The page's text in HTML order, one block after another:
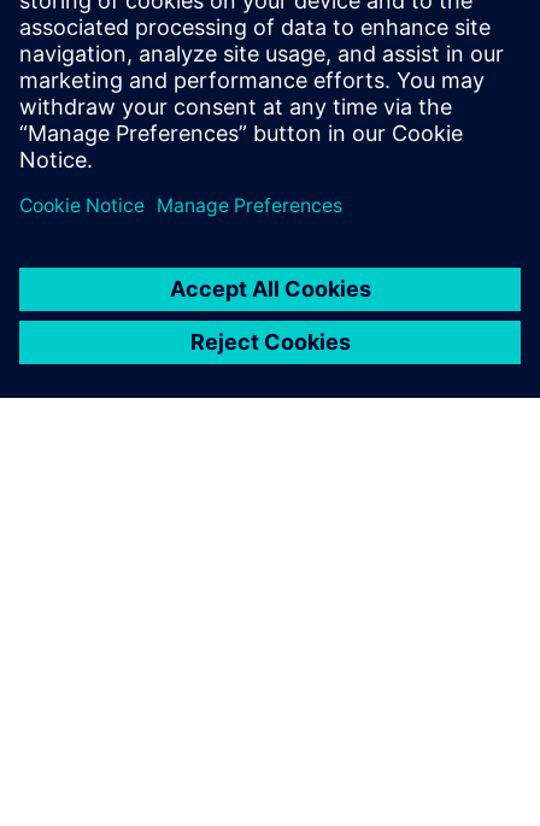
meghatározhatja a jelentések automatikus
generálásának ciklusát, és hozzárendelhet egy vagy
több e-mail címzettet.